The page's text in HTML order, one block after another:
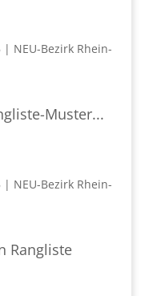
| NEU-Bezirk Rhein-
Muster...
| NEU-Bezirk Rhein-
Rangliste